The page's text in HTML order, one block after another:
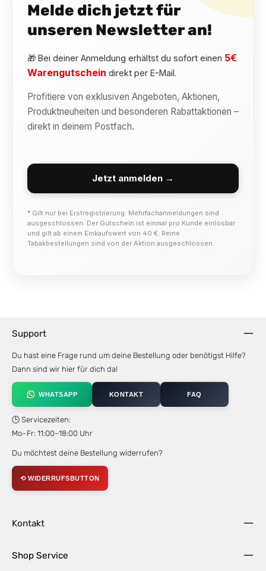
Melde dich jetzt für
unseren Newsletter an!
🎁 Bei deiner Anmeldung erhältst du sofort einen 5€
Warengutschein direkt per E-Mail.
Profitiere von exklusiven Angeboten, Aktionen,
Produktneuheiten und besonderen Rabattaktionen –
direkt in deinem Postfach.
Jetzt anmelden →
* Gilt nur bei Erstregistrierung. Mehrfachanmeldungen sind
ausgeschlossen. Der Gutschein ist einmal pro Kunde einlösbar
und gilt ab einem Einkaufswert von 40 €. Reine
Tabakbestellungen sind von der Aktion ausgeschlossen.
Support
Du hast eine Frage rund um deine Bestellung oder benötigst Hilfe?
Dann sind wir hier für dich da!
WHATSAPP KONTAKT FAQ
🕒 Servicezeiten:
Mo–Fr: 11:00–18:00 Uhr
Du möchtest deine Bestellung widerrufen?
⟲ WIDERRUFSBUTTON
Kontakt
Shop Service